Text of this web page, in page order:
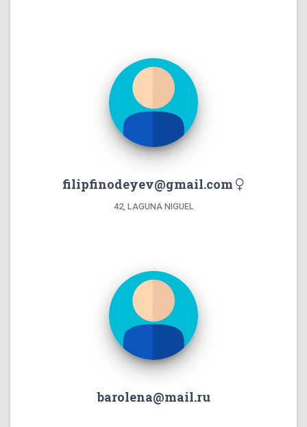
filipfinodeyev@gmail.com
42, LAGUNA NIGUEL
barolena@mail.ru